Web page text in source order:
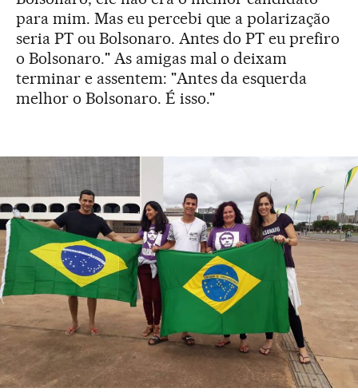
para mim. Mas eu percebi que a polarização
seria PT ou Bolsonaro. Antes do PT eu prefiro
o Bolsonaro." As amigas mal o deixam
terminar e assentem: "Antes da esquerda
melhor o Bolsonaro. É isso."